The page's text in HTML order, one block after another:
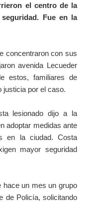
el centro de la
Fue en la
concentraron con sus
avenida Lecueder
estos, familiares de
justicia por el caso.
lesionado dijo a la
adoptar medidas ante
en la ciudad. Costa
mayor seguridad
hace un mes un grupo
de Policía, solicitando